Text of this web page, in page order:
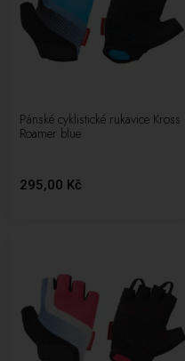
Pánské cyklistické rukavice Kross
Roamer blue
295,00 Kč